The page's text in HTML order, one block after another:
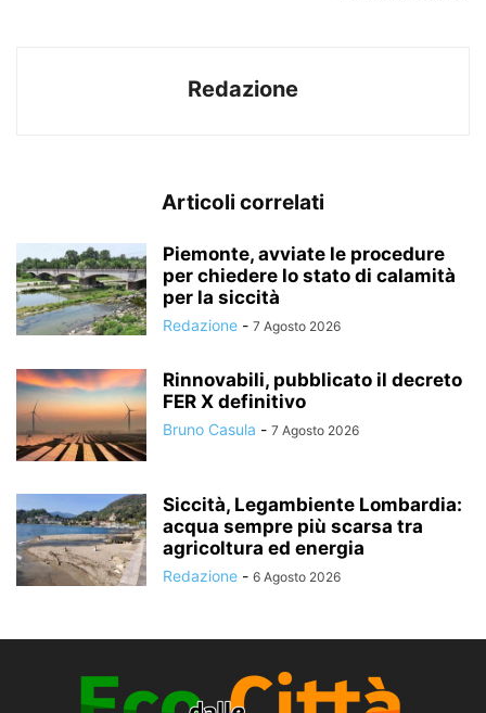
Redazione
Articoli correlati
Piemonte, avviate le procedure
per chiedere lo stato di calamità
per la siccità
Redazione - 7 Agosto 2026
Rinnovabili, pubblicato il decreto
FER X definitivo
Bruno Casula - 7 Agosto 2026
Siccità, Legambiente Lombardia:
acqua sempre più scarsa tra
agricoltura ed energia
Redazione - 6 Agosto 2026